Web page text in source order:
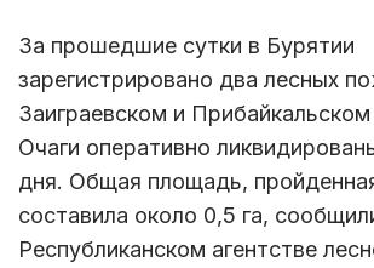
За прошедшие сутки в Бурятии
зарегистрировано два лесных
Заиграевском и Прибайкальском
Очаги оперативно
дня. Общая площадь,
составила около 0,5 га,
Республиканском агентстве